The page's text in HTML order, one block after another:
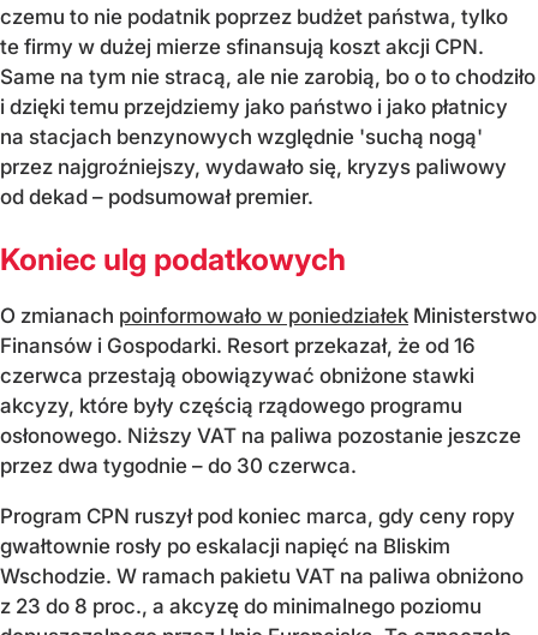
czemu to nie podatnik poprzez budżet państwa, tylko
te firmy w dużej mierze sfinansują koszt akcji CPN.
Same na tym nie stracą, ale nie zarobią, bo o to chodziło
i dzięki temu przejdziemy jako państwo i jako płatnicy
na stacjach benzynowych względnie 'suchą nogą'
przez najgroźniejszy, wydawało się, kryzys paliwowy
od dekad – podsumował premier.
Koniec ulg podatkowych
O zmianach poinformowało w poniedziałek Ministerstwo
Finansów i Gospodarki. Resort przekazał, że od 16
czerwca przestają obowiązywać obniżone stawki
akcyzy, które były częścią rządowego programu
osłonowego. Niższy VAT na paliwa pozostanie jeszcze
przez dwa tygodnie – do 30 czerwca.
Program CPN ruszył pod koniec marca, gdy ceny ropy
gwałtownie rosły po eskalacji napięć na Bliskim
Wschodzie. W ramach pakietu VAT na paliwa obniżono
z 23 do 8 proc., a akcyzę do minimalnego poziomu